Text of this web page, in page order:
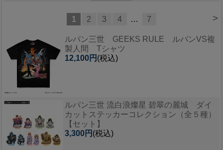
>
1 2 3 4 … 7
ルパン三世 GEEKS RULE ルパンVS複
製人間 Tシャツ
12,100円 (税込)
ルパン三世 流白浪燦星 碧翠の麗城 ダイ
カットステッカーコレクション（全５種）
【セット】
3,300円 (税込)